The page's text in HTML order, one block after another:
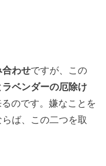
合わせですが、この
ベンダーの厄除け
のです。嫌なことを
ば、この二つを取